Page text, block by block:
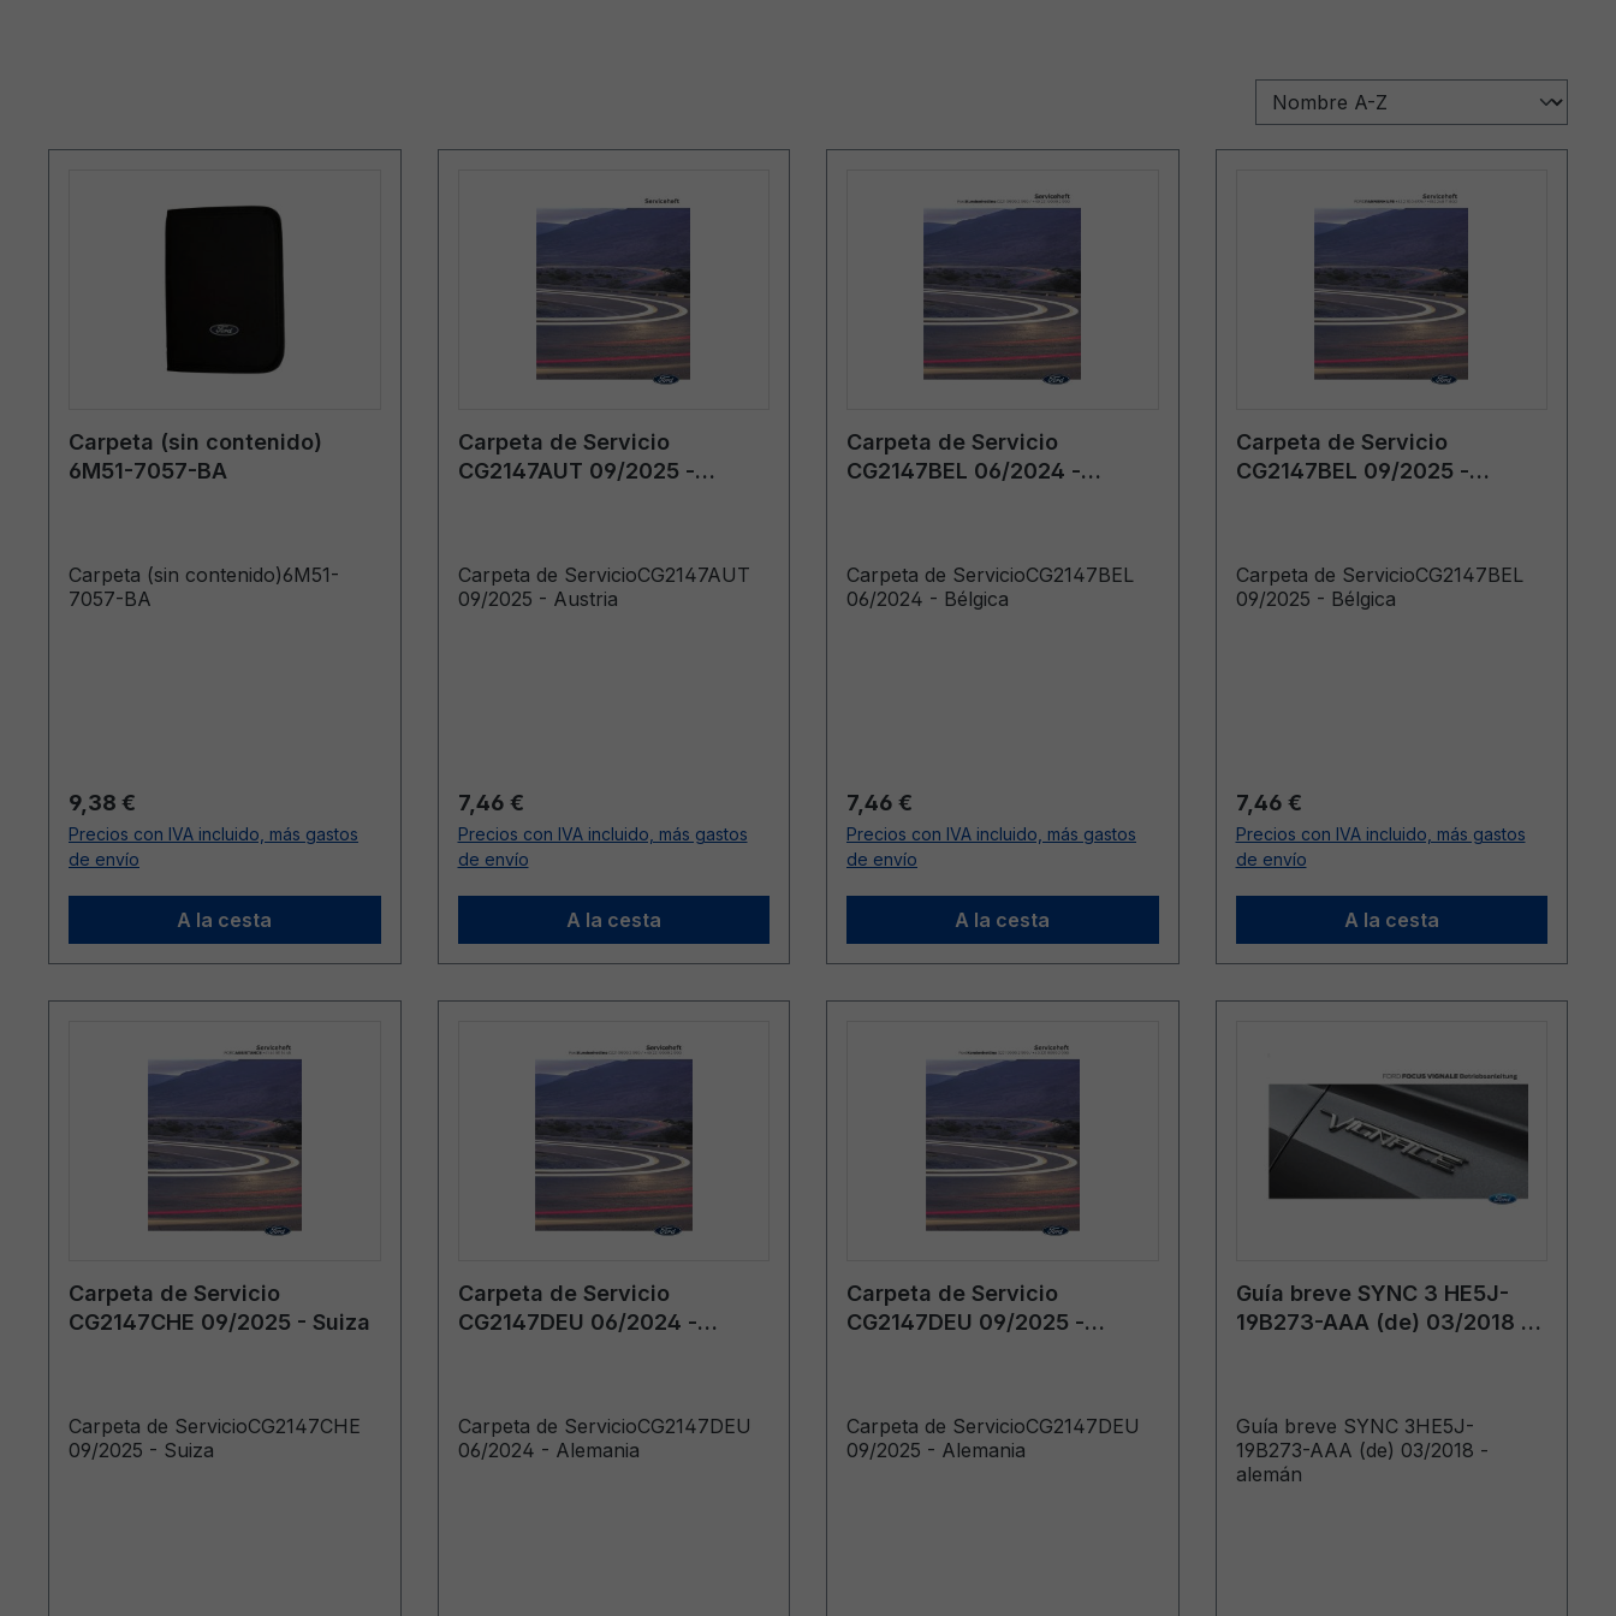
Carpeta (sin contenido)
6M51-7057-BA
Carpeta (sin contenido)6M51-
7057-BA
Precio normal:
9,38 €
Precios con IVA incluido, más gastos
de envío
A la cesta
Carpeta de Servicio
CG2147AUT 09/2025 -
Carpeta de ServicioCG2147AUT
09/2025 - Austria
Precio normal:
7,46 €
Precios con IVA incluido, más gastos
de envío
A la cesta
Carpeta de Servicio
CG2147BEL 06/2024 -
Carpeta de ServicioCG2147BEL
06/2024 - Bélgica
Precio normal:
7,46 €
Precios con IVA incluido, más gastos
de envío
A la cesta
Carpeta de Servicio
CG2147BEL 09/2025 -
Carpeta de ServicioCG2147BEL
09/2025 - Bélgica
Precio normal:
7,46 €
Precios con IVA incluido, más gastos
de envío
A la cesta
Carpeta de Servicio
CG2147CHE 09/2025 - Suiza
Carpeta de ServicioCG2147CHE
09/2025 - Suiza
Carpeta de Servicio
CG2147DEU 06/2024 -
Carpeta de ServicioCG2147DEU
06/2024 - Alemania
Carpeta de Servicio
CG2147DEU 09/2025 -
Carpeta de ServicioCG2147DEU
09/2025 - Alemania
Guía breve SYNC 3 HE5J-
19B273-AAA (de) 03/2018 -
Guía breve SYNC 3HE5J-
19B273-AAA (de) 03/2018 -
alemán